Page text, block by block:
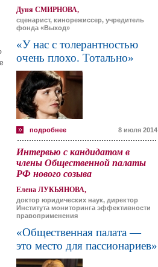
Дуня СМИРНОВА,
сценарист, кинорежиссер, учредитель
фонда «Выход»
«У нас с толерантностью
очень плохо. Тотально»
подробнее 8 июля 2014
Интервью с кандидатом в
члены Общественной палаты
РФ нового созыва
Елена ЛУКЬЯНОВА,
доктор юридических наук, директор
Института мониторинга эффективности
правоприменения
«Общественная палата —
это место для пассионариев»